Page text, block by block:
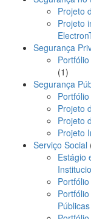
Projeto
Projeto
Segurança
11
Segurança
Projeto
Projeto
Projeto
Serviço Social
Estágio
Públicas